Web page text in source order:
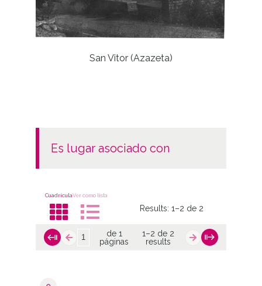
San Vitor (Azazeta)
es lugar asociado con
CuadrículaVer como lista
Results:1–2 de 2
de 1
páginas
1–2 de 2
results